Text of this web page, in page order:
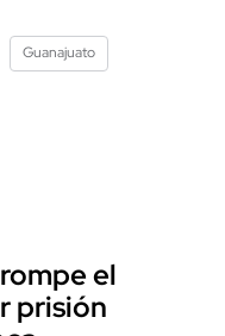
Guanajuato
el
prisión